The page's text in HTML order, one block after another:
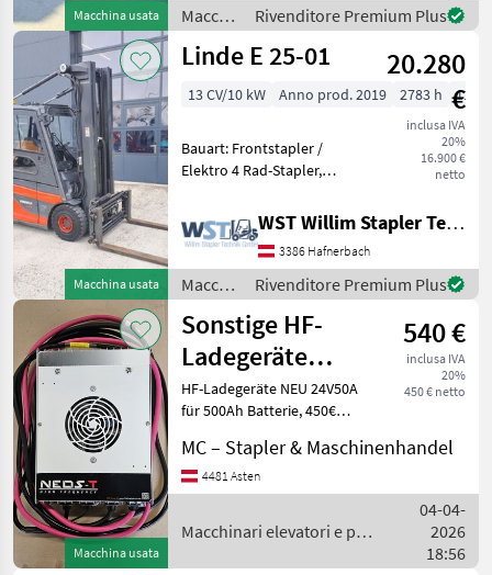
Macchina usata
80V , Bereifung vorne: Supe
Macchinari
elevatori
e per
/ Baoli
Rivenditore Premium Plus
Macchina usata
Linde E 25-01
20.280
€
inclusa IVA
20%
16.900 €
netto
13 CV/10 kW Anno prod. 2019 2783 h 1150
Bauart: Frontstapler /
Elektro 4 Rad-Stapler,
2520mm, Gabellänge:
Bereifung vorne:
Superelastik E
WST Willim Stapler Technik GmbH
3386 Hafnerbach
Macchinari
elevatori
e per
magazzino
/ Linde
Rivenditore Premium Plus
Macchina usata
Sonstige HF-
Ladegeräte
24V50A für
Stapler
540 €
inclusa IVA
20%
450 € netto
HF-Ladegeräte NEU 24V50A
für 500Ah Batterie, 450€
Batterie, 660€ 48V80A für
750Ah Batterie, 890€ 24V:
mit Netzstecker 230V 48V:
MC – Stapler & Maschinenhandel
4481 Asten
Macchinari elevatori e per
04-04-
2026
18:56